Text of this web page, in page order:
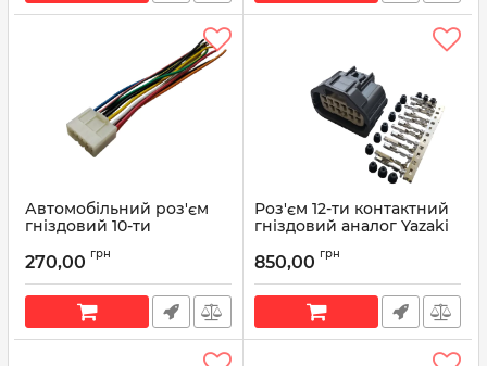
Автомобільний роз'єм
гніздовий 10-ти
MG610056 серії 2,3мм для
Daewoo, Hyundai, Kia з
дротом
270,00 грн
Роз'єм 12-ти контактний
гніздовий аналог Yazaki
WPT-1208 Ford 8U2Z-
Артикул: 7283-5545-10
850,00 грн